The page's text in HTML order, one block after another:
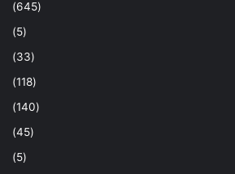
(645)
(5)
(33)
(118)
(140)
(45)
(5)